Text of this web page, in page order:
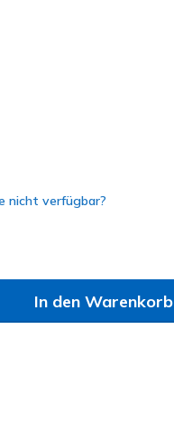
nicht verfügbar?
In den Warenkorb